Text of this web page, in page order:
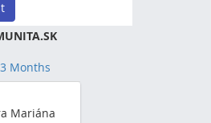
3 Months
Mariána